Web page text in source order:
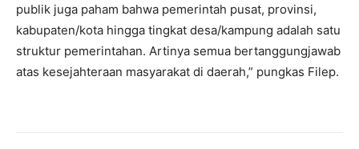
publik juga paham bahwa pemerintah pusat, provinsi,
kabupaten/kota hingga tingkat desa/kampung adalah satu
struktur pemerintahan. Artinya semua bertanggungjawab
atas kesejahteraan masyarakat di daerah,” pungkas Filep.